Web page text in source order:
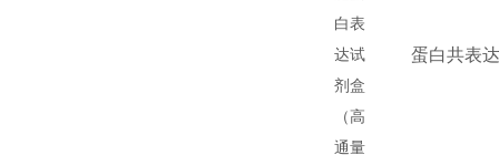
蛋白共表